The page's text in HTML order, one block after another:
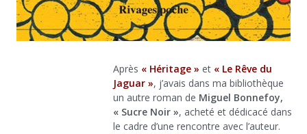
Après « Héritage » et « Le Rêve du
Jaguar », j’avais dans ma bibliothèque
un autre roman de Miguel Bonnefoy,
« Sucre Noir », acheté et dédicacé dans
le cadre d’une rencontre avec l’auteur.